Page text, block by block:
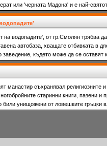
или 'черната Мадона' и е най-
се състои от базилика, манастир и
дървена статуя на Черната
Moreneta). Скулптурата датира от 12
област.
на водопадите', от гр.Смолян трябва
автобаза, хващате отбивката в
където може да се оставят
манастир съхранявал религиозните
старинни книги, пазени и
били унищожени от ловешките гръцки